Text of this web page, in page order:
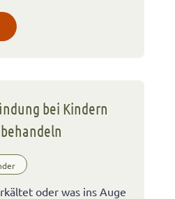
bei Kindern
oder was ins Auge